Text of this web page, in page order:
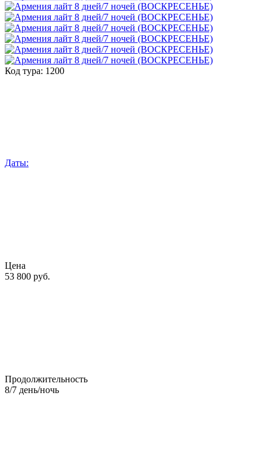
Код тура: 1200
Даты:
Цена
53 800 руб.
Продолжительность
8/7 день/ночь